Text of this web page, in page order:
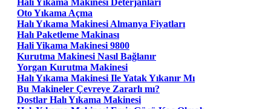
Oto Yıkama Açma
Halı Yıkama Makinesi Almanya Fiyatları
Halı Paketleme Makinası
Hali Yikama Makinesi 9800
Kurutma Makinesi Nasıl Bağlanır
Yorgan Kurutma Makinesi
Halı Yıkama Makinesi Ile Yatak Yıkanır Mı
Bu Makineler Çevreye Zararlı mı?
Dostlar Halı Yıkama Makinesi